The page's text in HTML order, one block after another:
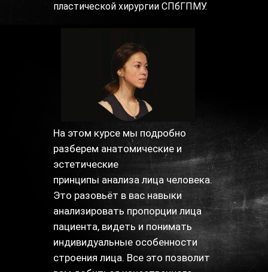
пластической хирургии СПбГПМУ.
На этом курсе мы подробно
разберем анатомические и
эстетические
принципы анализа лица человека.
Это разовьёт в вас навыки
анализировать пропорции лица
пациента, видеть и понимать
индивидуальные особенности
строения лица. Все это позволит